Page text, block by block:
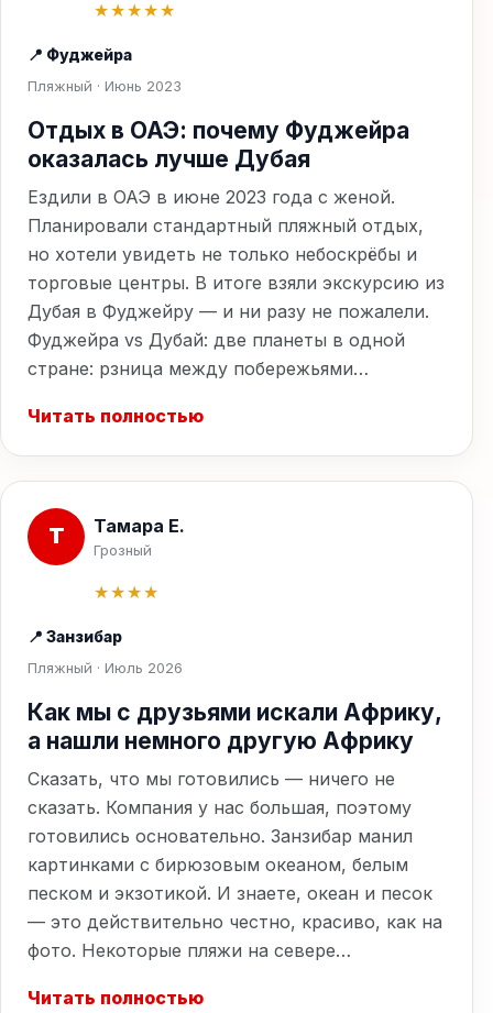
★★★★★
📍 Фуджейра
Пляжный · Июнь 2023
Отдых в ОАЭ: почему Фуджейра
оказалась лучше Дубая
Ездили в ОАЭ в июне 2023 года с женой.
Планировали стандартный пляжный отдых,
но хотели увидеть не только небоскрёбы и
торговые центры. В итоге взяли экскурсию из
Дубая в Фуджейру — и ни разу не пожалели.
Фуджейра vs Дубай: две планеты в одной
стране: рзница между побережьями…
Читать полностью
Т Тамара Е.
Грозный
★★★★
📍 Занзибар
Пляжный · Июль 2026
Как мы с друзьями искали Африку,
а нашли немного другую Африку
Сказать, что мы готовились — ничего не
сказать. Компания у нас большая, поэтому
готовились основательно. Занзибар манил
картинками с бирюзовым океаном, белым
песком и экзотикой. И знаете, океан и песок
— это действительно честно, красиво, как на
фото. Некоторые пляжи на севере…
Читать полностью